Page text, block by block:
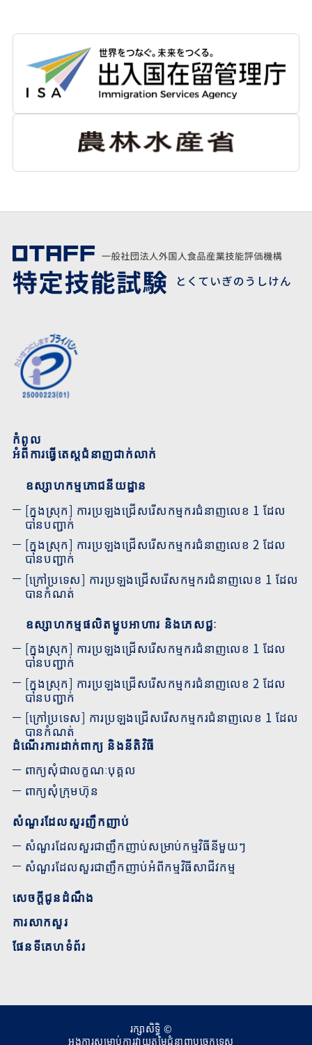
កំពូល
អំពីការធ្វើតេស្តជំនាញជាក់លាក់
ឧស្សាហកម្មភោជនីយដ្ឋាន
[ក្នុងស្រុក] ការប្រឡងជ្រើសរើសកម្មករជំនាញលេខ 1 ដែល
បានបញ្ជាក់
[ក្នុងស្រុក] ការប្រឡងជ្រើសរើសកម្មករជំនាញលេខ 2 ដែល
បានបញ្ជាក់
[ក្រៅប្រទេស] ការប្រឡងជ្រើសរើសកម្មករជំនាញលេខ 1 ដែល
បានកំណត់
ឧស្សាហកម្មផលិតម្ហូបអាហារ និងភេសជ្ជៈ
[ក្នុងស្រុក] ការប្រឡងជ្រើសរើសកម្មករជំនាញលេខ 1 ដែល
បានបញ្ជាក់
[ក្នុងស្រុក] ការប្រឡងជ្រើសរើសកម្មករជំនាញលេខ 2 ដែល
បានបញ្ជាក់
[ក្រៅប្រទេស] ការប្រឡងជ្រើសរើសកម្មករជំនាញលេខ 1 ដែល
បានកំណត់
ដំណើរការដាក់ពាក្យ និងនីតិវិធី
ពាក្យសុំជាលក្ខណៈបុគ្គល
ពាក្យសុំក្រុមហ៊ុន
សំណួរដែលសួរញឹកញាប់
សំណួរដែលសួរជាញឹកញាប់សម្រាប់កម្មវិធីនីមួយៗ
សំណួរដែលសួរជាញឹកញាប់អំពីកម្មវិធីសាជីវកម្ម
សេចក្តីជូនដំណឹង
ការសាកសួរ
ផែនទីគេហទំព័រ
រក្សាសិទ្ធិ ©
អង្គការសម្រាប់ការវាយតម្លៃជំនាញបច្ចេកទេស